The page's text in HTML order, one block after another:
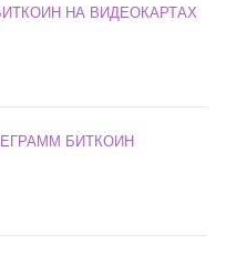
НА ВИДЕОКАРТАХ
БИТКОИН